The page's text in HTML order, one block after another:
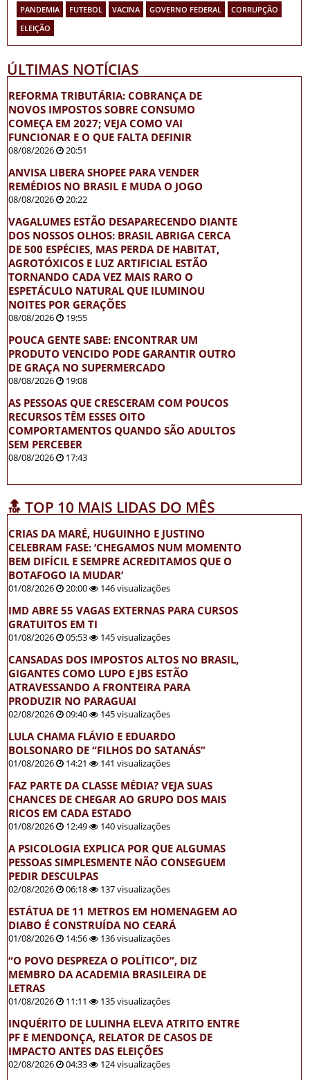
PANDEMIA
FUTEBOL VACINA GOVERNO FEDERAL
CORRUPÇÃO
ELEIÇÃO
ÚLTIMAS NOTÍCIAS
REFORMA TRIBUTÁRIA: COBRANÇA DE
NOVOS IMPOSTOS SOBRE CONSUMO
COMEÇA EM 2027; VEJA COMO VAI
FUNCIONAR E O QUE FALTA DEFINIR
08/08/2026 20:51
ANVISA LIBERA SHOPEE PARA VENDER
REMÉDIOS NO BRASIL E MUDA O JOGO
08/08/2026 20:22
VAGALUMES ESTÃO DESAPARECENDO DIANTE
DOS NOSSOS OLHOS: BRASIL ABRIGA CERCA
DE 500 ESPÉCIES, MAS PERDA DE HABITAT,
AGROTÓXICOS E LUZ ARTIFICIAL ESTÃO
TORNANDO CADA VEZ MAIS RARO O
ESPETÁCULO NATURAL QUE ILUMINOU
NOITES POR GERAÇÕES
08/08/2026 19:55
POUCA GENTE SABE: ENCONTRAR UM
PRODUTO VENCIDO PODE GARANTIR OUTRO
DE GRAÇA NO SUPERMERCADO
08/08/2026 19:08
AS PESSOAS QUE CRESCERAM COM POUCOS
RECURSOS TÊM ESSES OITO
COMPORTAMENTOS QUANDO SÃO ADULTOS
SEM PERCEBER
08/08/2026 17:43
🔝 TOP 10 MAIS LIDAS DO MÊS
CRIAS DA MARÉ, HUGUINHO E JUSTINO
CELEBRAM FASE: ‘CHEGAMOS NUM MOMENTO
BEM DIFÍCIL E SEMPRE ACREDITAMOS QUE O
BOTAFOGO IA MUDAR’
01/08/2026 20:00 146 visualizações
IMD ABRE 55 VAGAS EXTERNAS PARA CURSOS
GRATUITOS EM TI
01/08/2026 05:53 145 visualizações
CANSADAS DOS IMPOSTOS ALTOS NO BRASIL,
GIGANTES COMO LUPO E JBS ESTÃO
ATRAVESSANDO A FRONTEIRA PARA
PRODUZIR NO PARAGUAI
02/08/2026 09:40 145 visualizações
LULA CHAMA FLÁVIO E EDUARDO
BOLSONARO DE “FILHOS DO SATANÁS”
01/08/2026 14:21 141 visualizações
FAZ PARTE DA CLASSE MÉDIA? VEJA SUAS
CHANCES DE CHEGAR AO GRUPO DOS MAIS
RICOS EM CADA ESTADO
01/08/2026 12:49 140 visualizações
A PSICOLOGIA EXPLICA POR QUE ALGUMAS
PESSOAS SIMPLESMENTE NÃO CONSEGUEM
PEDIR DESCULPAS
02/08/2026 06:18 137 visualizações
ESTÁTUA DE 11 METROS EM HOMENAGEM AO
DIABO É CONSTRUÍDA NO CEARÁ
01/08/2026 14:56 136 visualizações
“O POVO DESPREZA O POLÍTICO”, DIZ
MEMBRO DA ACADEMIA BRASILEIRA DE
LETRAS
01/08/2026 11:11 135 visualizações
INQUÉRITO DE LULINHA ELEVA ATRITO ENTRE
PF E MENDONÇA, RELATOR DE CASOS DE
IMPACTO ANTES DAS ELEIÇÕES
02/08/2026 04:33 124 visualizações